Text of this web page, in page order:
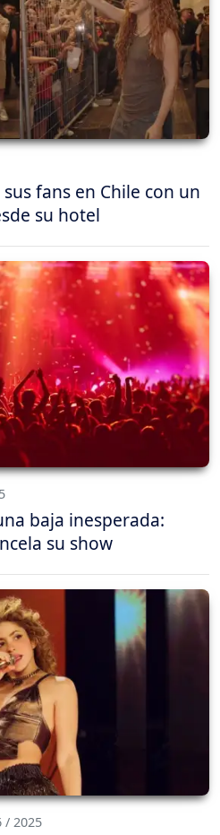
fans en Chile con un
su hotel
baja inesperada:
su show
/ 2025